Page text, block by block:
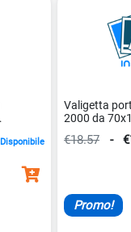
Disponibile
Valigetta
2000 da
€18.57 -
Promo!